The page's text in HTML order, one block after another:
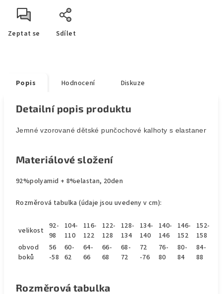
Zeptat se Sdílet
Popis Hodnocení Diskuze
Detailní popis produktu
Jemné vzorované dětské punčochové kalhoty s elastanem.
Materiálové složení
92%polyamid + 8%elastan, 20den
Rozměrová tabulka (údaje jsou uvedeny v cm):
velikost 92-
98
104-
110
116-
122
122-
128
128-
134
134-
140
140-
146
146-
152
152-
158
obvod
boků
56
-58
60-
62
64-
66
66-
68
68-
72
72
-76
76-
80
80-
84
84-
88
Rozměrová tabulka